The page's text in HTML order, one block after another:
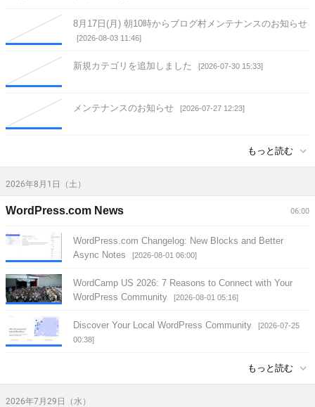
8月17日(月) 朝10時からブログ村メンテナンスのお知らせ
[2026-08-03 11:46]
新規カテゴリを追加しました [2026-07-30 15:33]
メンテナンスのお知らせ [2026-07-27 12:23]
もっと読む
2026年8月1日（土）
06:00
WordPress.com News
WordPress.com Changelog: New Blocks and Better
Async Notes
[2026-08-01 06:00]
WordCamp US 2026: 7 Reasons to Connect with Your
WordPress Community
[2026-08-01 05:16]
Discover Your Local WordPress Community
[2026-07-25
00:38]
もっと読む
2026年7月29日（水）